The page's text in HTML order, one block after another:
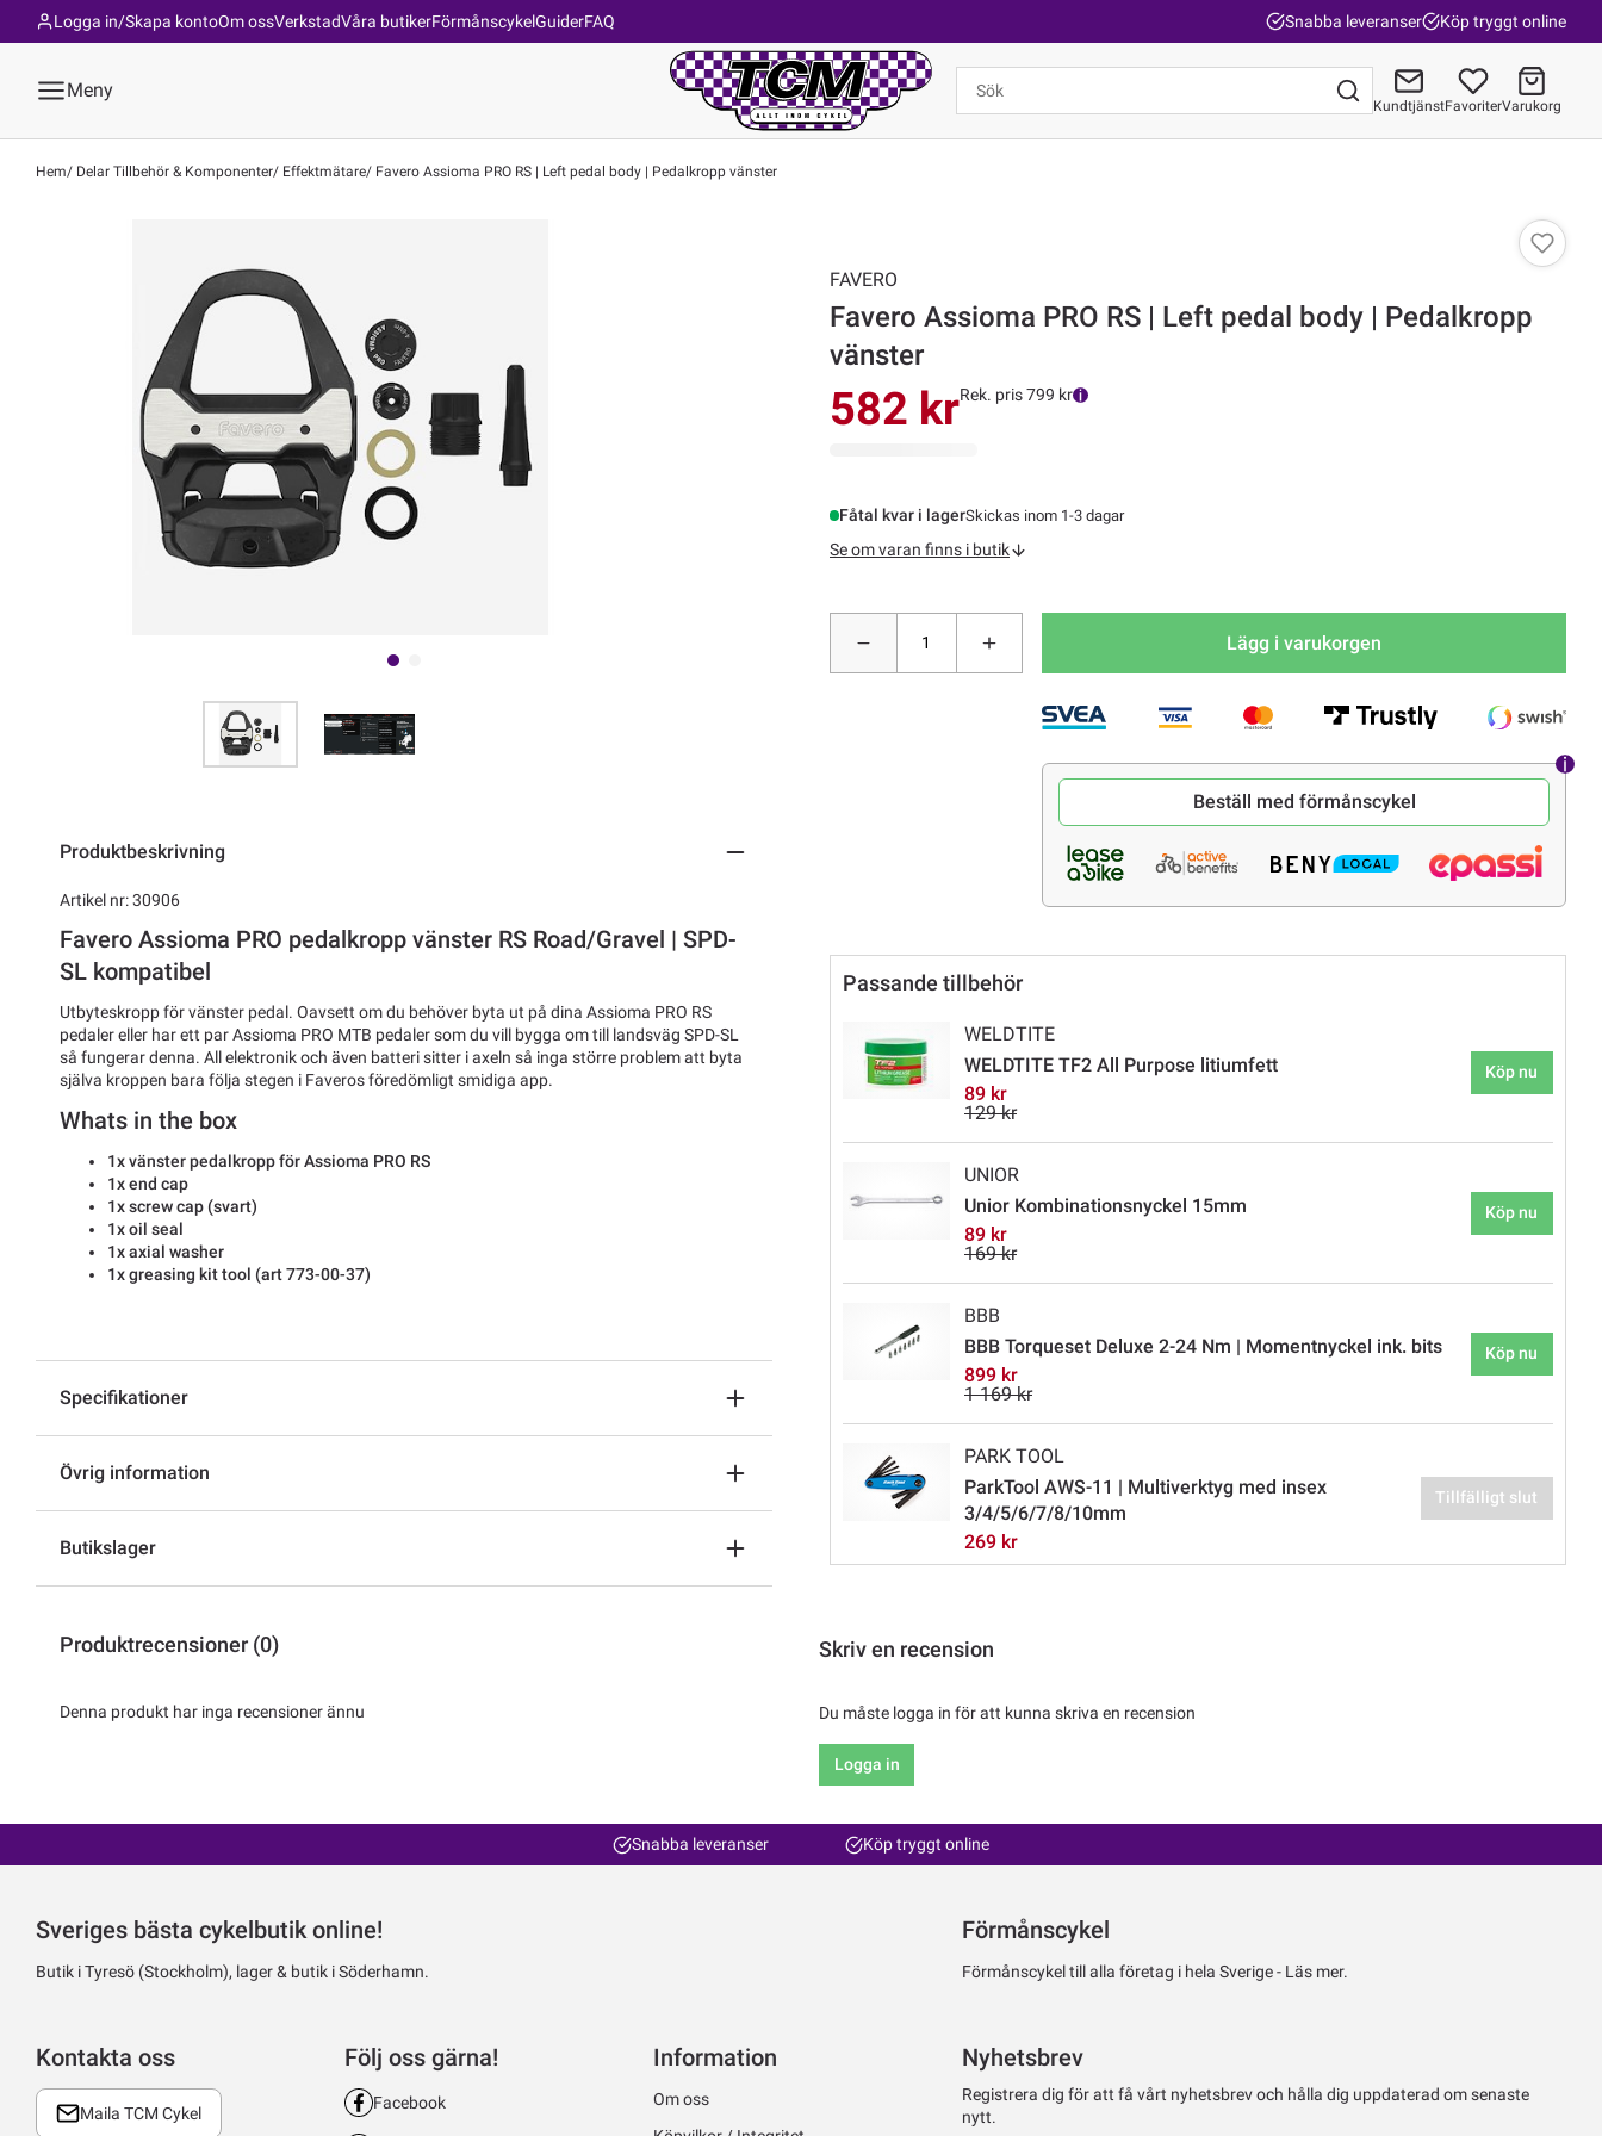
Om ossVerkstadVåra butikerFörmånscykelGuiderFAQ
Logga in/Skapa konto Snabba leveranser Köp tryggt online
Meny
KundtjänstFavoriterVarukorg
Hem Delar Tillbehör & Komponenter Effektmätare Favero Assioma PRO RS | Left pedal body | Pedalkropp vänster
Produktbeskrivning
Artikel nr: 30906
Favero Assioma PRO pedalkropp vänster RS Road/Gravel | SPD-
SL kompatibel
Utbyteskropp för vänster pedal. Oavsett om du behöver byta ut på dina Assioma PRO RS
pedaler eller har ett par Assioma PRO MTB pedaler som du vill bygga om till landsväg SPD-SL
så fungerar denna. All elektronik och även batteri sitter i axeln så inga större problem att byta
själva kroppen bara följa stegen i Faveros föredömligt smidiga app.
Whats in the box
1x vänster pedalkropp för Assioma PRO RS
1x end cap
1x screw cap (svart)
1x oil seal
1x axial washer
1x greasing kit tool (art 773-00-37)
Specifikationer
Övrig information
Butikslager
FAVERO
Favero Assioma PRO RS | Left pedal body | Pedalkropp
vänster
582 krRek. pris 799 kr
Fåtal kvar i lagerSkickas inom 1-3 dagar
Se om varan finns i butik
Lägg i varukorgen
Beställ med förmånscykel
Passande tillbehör
WELDTITE
WELDTITE TF2 All Purpose litiumfett
89 kr
129 kr
Köp nu
UNIOR
Unior Kombinationsnyckel 15mm
89 kr
169 kr
Köp nu
BBB
BBB Torqueset Deluxe 2-24 Nm | Momentnyckel ink. bits
899 kr
1 169 kr
Köp nu
PARK TOOL
ParkTool AWS-11 | Multiverktyg med insex
3/4/5/6/7/8/10mm
269 kr
Tillfälligt slut
Produktrecensioner (0)
Denna produkt har inga recensioner ännu
Skriv en recension
Du måste logga in för att kunna skriva en recension
Logga in
Snabba leveranser Köp tryggt online
Sveriges bästa cykelbutik online!
Butik i Tyresö (Stockholm), lager & butik i Söderhamn.
Förmånscykel
Förmånscykel till alla företag i hela Sverige - Läs mer.
Kontakta oss
Maila TCM Cykel
Följ oss gärna!
Facebook
Information
Om oss
Nyhetsbrev
Registrera dig för att få vårt nyhetsbrev och hålla dig uppdaterad om senaste
nytt.